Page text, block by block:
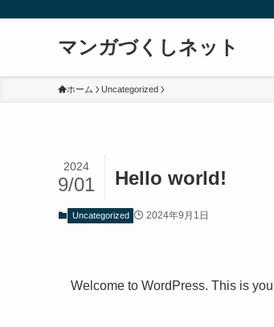
マンガづくしネット
ホーム Uncategorized
Hello world!
2024
9/01
Uncategorized 2024年9月1日
Welcome to WordPress. This is